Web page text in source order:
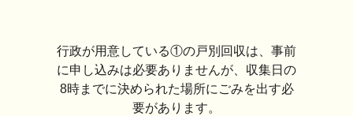
行政が用意している①の戸別回収は、事前
に申し込みは必要ありませんが、収集日の
8時までに決められた場所にごみを出す必
要があります。